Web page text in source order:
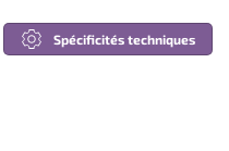
Spécificités techniques